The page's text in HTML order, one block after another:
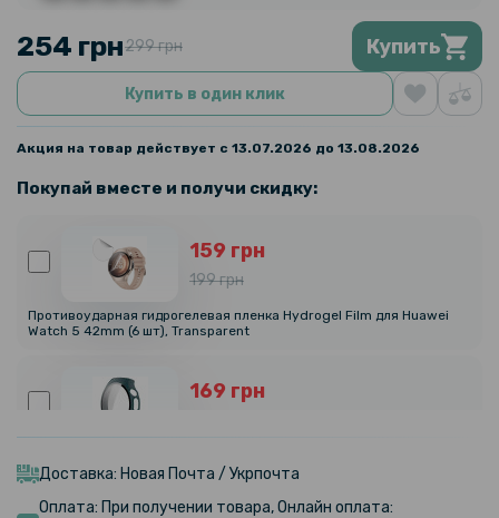
254 грн299 грн Купить
Купить в один клик
Акция на товар действует с 13.07.2026 до 13.08.2026
Покупай вместе и получи скидку:
159 грн
199 грн
Противоударная гидрогелевая пленка Hydrogel Film для Huawei
Watch 5 42mm (6 шт), Transparent
169 грн
Watch 5 42mm
Доставка: Новая Почта / Укрпочта
Оплата: При получении товара, Онлайн оплата: